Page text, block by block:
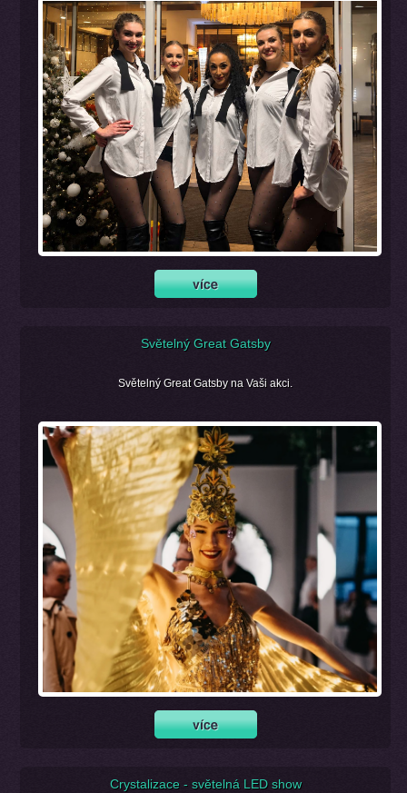
Světelný Great Gatsby
Světelný Great Gatsby na Vaši akci.
Crystalizace - světelná LED show